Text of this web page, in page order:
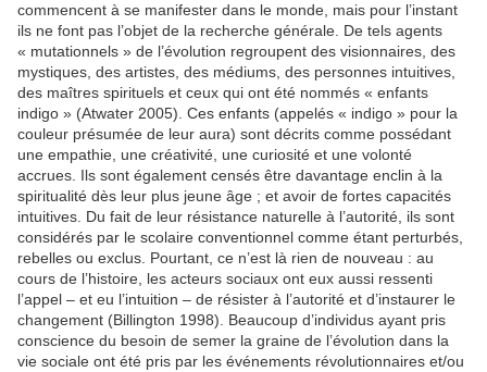
commencent à se manifester dans le monde, mais pour l’instant
ils ne font pas l’objet de la recherche générale. De tels agents
« mutationnels » de l’évolution regroupent des visionnaires, des
mystiques, des artistes, des médiums, des personnes intuitives,
des maîtres spirituels et ceux qui ont été nommés « enfants
indigo » (Atwater 2005). Ces enfants (appelés « indigo » pour la
couleur présumée de leur aura) sont décrits comme possédant
une empathie, une créativité, une curiosité et une volonté
accrues. Ils sont également censés être davantage enclin à la
spiritualité dès leur plus jeune âge ; et avoir de fortes capacités
intuitives. Du fait de leur résistance naturelle à l’autorité, ils sont
considérés par le scolaire conventionnel comme étant perturbés,
rebelles ou exclus. Pourtant, ce n’est là rien de nouveau : au
cours de l’histoire, les acteurs sociaux ont eux aussi ressenti
l’appel – et eu l’intuition – de résister à l’autorité et d’instaurer le
changement (Billington 1998). Beaucoup d’individus ayant pris
conscience du besoin de semer la graine de l’évolution dans la
vie sociale ont été pris par les événements révolutionnaires et/ou